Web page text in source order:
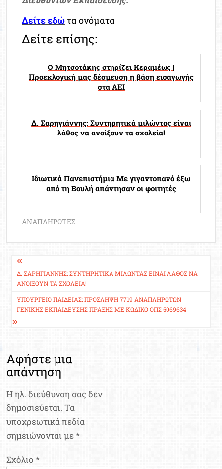
Δείτε εδώτα ονόματα
Δείτε επίσης:
Ο Μητσοτάκης στηρίζει Κεραμέως |
Προεκλογική μας δέσμευση η βάση εισαγωγής
στα ΑΕΙ
Δ. Σαρηγιάννης: Συντηρητικά μιλώντας είναι
λάθος να ανοίξουν τα σχολεία!
Ιδιωτικά Πανεπιστήμια Με γιγαντοπανό έξω
από τη Βουλή απάντησαν οι φοιτητές
ΑΝΑΠΛΗΡΩΤΕΣ
Πλοήγηση
άρθρων
Δ. ΣΑΡΗΓΙΆΝΝΗΣ: ΣΥΝΤΗΡΗΤΙΚΆ ΜΙΛΏΝΤΑΣ ΕΊΝΑΙ ΛΆΘΟΣ ΝΑ
ΑΝΟΊΞΟΥΝ ΤΑ ΣΧΟΛΕΊΑ!
ΥΠΟΥΡΓΕΊΟ ΠΑΙΔΕΊΑΣ: ΠΡΌΣΛΗΨΗ 7719 ΑΝΑΠΛΗΡΩΤΏΝ
ΓΕΝΙΚΉΣ ΕΚΠΑΊΔΕΥΣΗΣ ΠΡΆΞΗΣ ΜΕ ΚΩΔΙΚΌ ΟΠΣ 5069634
Αφήστε μια
απάντηση
Η ηλ. διεύθυνση σας δεν
δημοσιεύεται. Τα
υποχρεωτικά πεδία
σημειώνονται με*
Σχόλιο*